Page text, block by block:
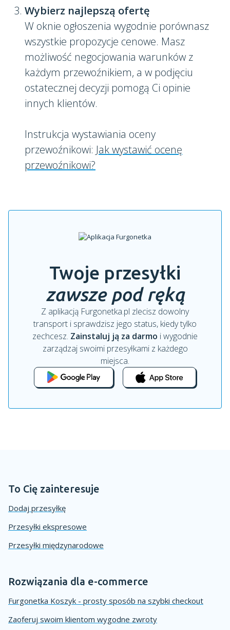
Wybierz najlepszą ofertę
W oknie ogłoszenia wygodnie porównasz
wszystkie propozycje cenowe. Masz
możliwość negocjowania warunków z
każdym przewoźnikiem, a w podjęciu
ostatecznej decyzji pomogą Ci opinie
innych klientów.
Instrukcja wystawiania oceny
przewoźnikowi: Jak wystawić ocenę
przewoźnikowi?
Twoje przesyłki
zawsze pod ręką
Z aplikacją Furgonetka.pl zlecisz dowolny
transport i sprawdzisz jego status, kiedy tylko
zechcesz. Zainstaluj ją za darmo i wygodnie
zarządzaj swoimi przesyłkami z każdego
miejsca.
To Cię zainteresuje
Dodaj przesyłkę
Przesyłki ekspresowe
Przesyłki międzynarodowe
Rozwiązania dla e-commerce
Furgonetka Koszyk - prosty sposób na szybki checkout
Zaoferuj swoim klientom wygodne zwroty